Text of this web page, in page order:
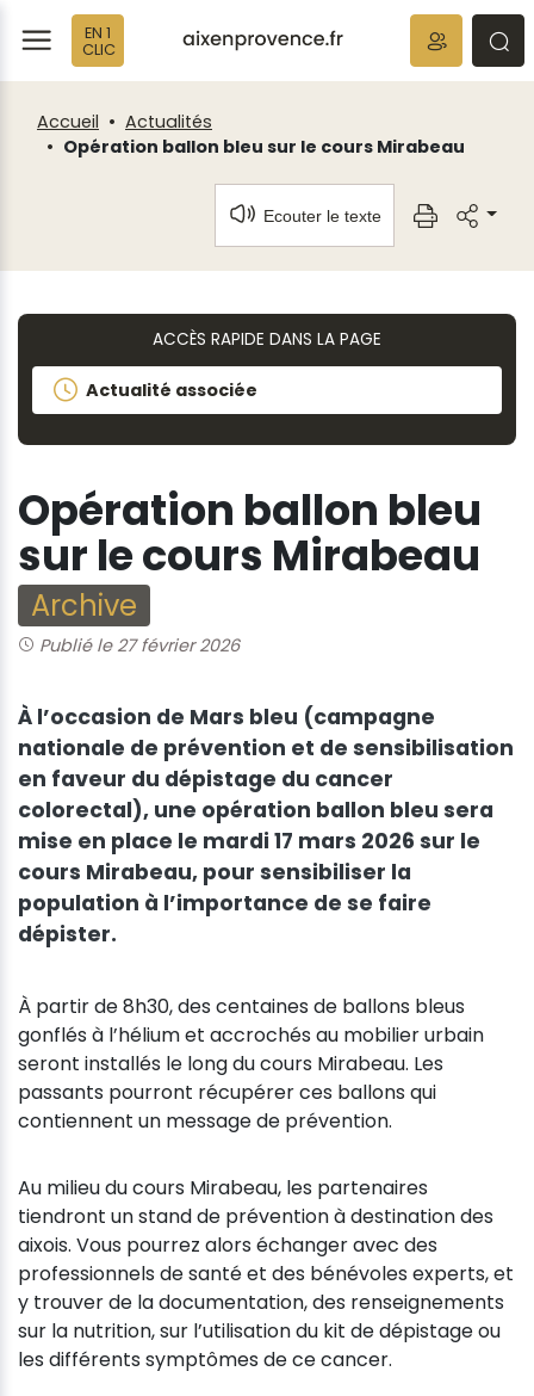
EN 1
CLIC
Accueil
Actualités
Opération ballon bleu sur le cours Mirabeau
Ecouter le texte
ACCÈS RAPIDE DANS LA PAGE
Actualité associée
Opération ballon bleu
sur le cours Mirabeau
Archive
Publié le 27 février 2026
À l’occasion de Mars bleu (campagne
nationale de prévention et de sensibilisation
en faveur du dépistage du cancer
colorectal), une opération ballon bleu sera
mise en place le mardi 17 mars 2026 sur le
cours Mirabeau, pour sensibiliser la
population à l’importance de se faire
dépister.
À partir de 8h30, des centaines de ballons bleus
gonflés à l’hélium et accrochés au mobilier urbain
seront installés le long du cours Mirabeau. Les
passants pourront récupérer ces ballons qui
contiennent un message de prévention.
Au milieu du cours Mirabeau, les partenaires
tiendront un stand de prévention à destination des
aixois. Vous pourrez alors échanger avec des
professionnels de santé et des bénévoles experts, et
y trouver de la documentation, des renseignements
sur la nutrition, sur l’utilisation du kit de dépistage ou
les différents symptômes de ce cancer.
Fenêtre
de
chat
Panneau de gestion des cookies